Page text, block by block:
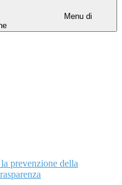
Menu di
prevenzione della